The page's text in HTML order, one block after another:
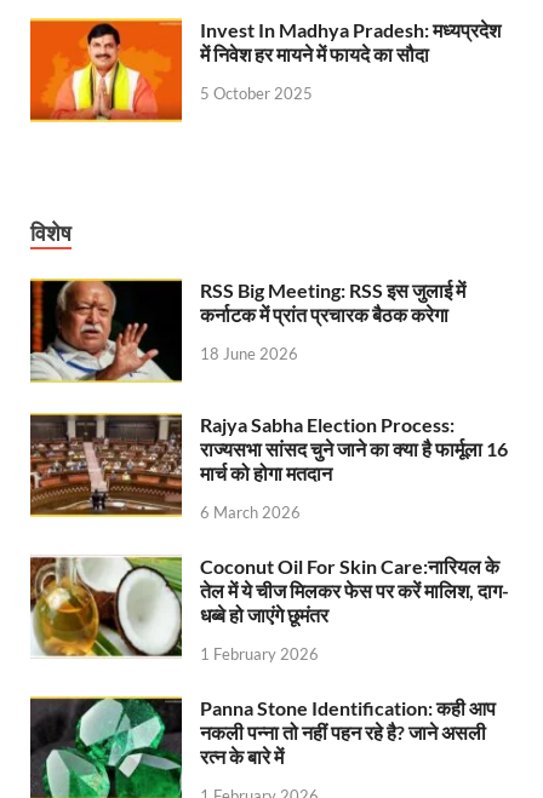
Nainital Winter Carnival: मुख्यमंत्री पुष्कर सिंह धामी ने
Railway West Bengal Project: भारतीय रेलवे ने
UP Rain Basera: योगी सरकार यात्रियों की सुरक्षा के
Nidhi Yojana: उत्तर प्रदेश में महिला उद्यमिता को मिला
CM Yogi meets Sify Chairman Raju Vegesna:
UP Vidhan Sabha Budget: योगी सरकार ने
FCI News: पहली बार फूड कॉर्पोरेशन ऑफ इंडिया (FCI)
Invest In Madhya Pradesh: मध्यप्रदेश
में निवेश हर मायने में फायदे का सौदा
5 October 2025
विशेष
RSS Big Meeting: RSS इस जुलाई में
कर्नाटक में प्रांत प्रचारक बैठक करेगा
18 June 2026
Rajya Sabha Election Process:
राज्यसभा सांसद चुने जाने का क्या है फार्मूला 16
मार्च को होगा मतदान
6 March 2026
Coconut Oil For Skin Care:नारियल के
तेल में ये चीज मिलकर फेस पर करें मालिश, दाग-
धब्बे हो जाएंगे छूमंतर
1 February 2026
Panna Stone Identification: कही आप
नकली पन्ना तो नहीं पहन रहे है? जाने असली
रत्न के बारे में